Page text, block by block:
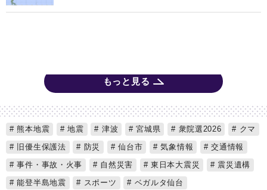
もっと見る
熊本地震 地震 津波 宮城県 衆院選2026
クマ
旧優生保護法
防災 仙台市 気象情報
交通情報
事件・事故・火事
自然災害 東日本大震災
震災遺構
能登半島地震
スポーツ
ベガルタ仙台